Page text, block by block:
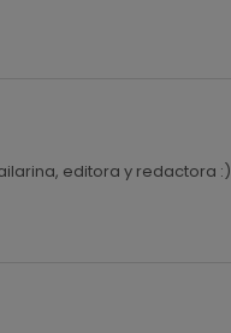
editora y redactora :)